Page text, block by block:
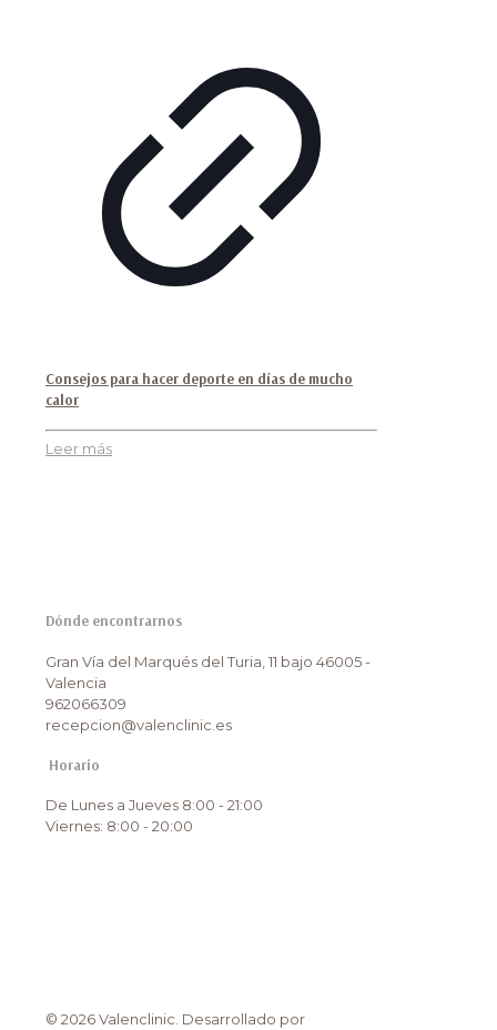
Consejos para hacer deporte en días de mucho
calor
Leer más
Dónde encontrarnos
Gran Vía del Marqués del Turia, 11 bajo 46005 -
Valencia
962066309
recepcion@valenclinic.es
Horario
De Lunes a Jueves 8:00 - 21:00
Viernes: 8:00 - 20:00
© 2026 Valenclinic. Desarrollado por